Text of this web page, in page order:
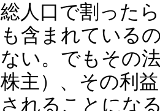
総人口で割った
も含まれている
ない。でもその
株主）、その利
されることにな